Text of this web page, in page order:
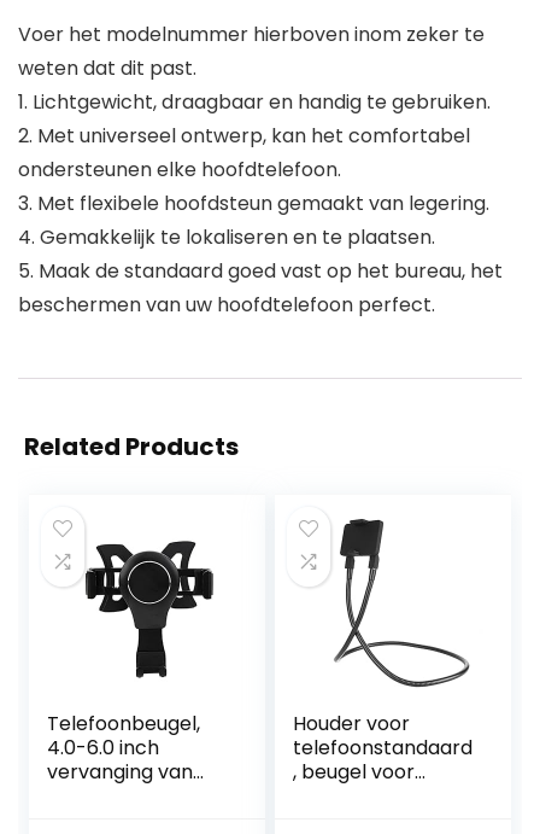
Voer het modelnummer hierboven inom zeker te
weten dat dit past.
1. Lichtgewicht, draagbaar en handig te gebruiken.
2. Met universeel ontwerp, kan het comfortabel
ondersteunen elke hoofdtelefoon.
3. Met flexibele hoofdsteun gemaakt van legering.
4. Gemakkelijk te lokaliseren en te plaatsen.
5. Maak de standaard goed vast op het bureau, het
beschermen van uw hoofdtelefoon perfect.
Related Products
Telefoonbeugel,
4.0-6.0 inch
vervanging van
Houder voor
telefoonstandaard
, beugel voor